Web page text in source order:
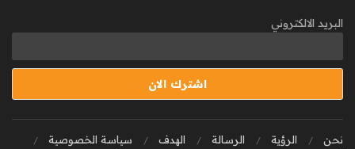
البريد الالكتروني
نحن الرؤية الرسالة الهدف
سياسة الخصوصية